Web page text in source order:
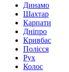
Динамо
Шахтар
Карпати
Дніпро
Кривбас
Полісся
Рух
Колос